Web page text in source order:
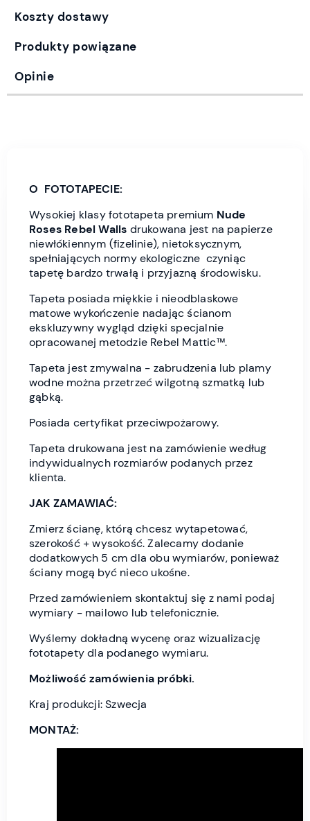
Koszty dostawy
Produkty powiązane
Opinie
O FOTOTAPECIE:
Wysokiej klasy fototapeta premium Nude
Roses Rebel Walls drukowana jest na papierze
niewłókiennym (fizelinie), nietoksycznym,
spełniających normy ekologiczne czyniąc
tapetę bardzo trwałą i przyjazną środowisku.
Tapeta posiada miękkie i nieodblaskowe
matowe wykończenie nadając ścianom
ekskluzywny wygląd dzięki specjalnie
opracowanej metodzie Rebel Mattic™.
Tapeta jest zmywalna - zabrudzenia lub plamy
wodne można przetrzeć wilgotną szmatką lub
gąbką.
Posiada certyfikat przeciwpożarowy.
Tapeta drukowana jest na zamówienie według
indywidualnych rozmiarów podanych przez
klienta.
JAK ZAMAWIAĆ:
Zmierz ścianę, którą chcesz wytapetować,
szerokość + wysokość. Zalecamy dodanie
dodatkowych 5 cm dla obu wymiarów, ponieważ
ściany mogą być nieco ukośne.
Przed zamówieniem skontaktuj się z nami podaj
wymiary - mailowo lub telefonicznie.
Wyślemy dokładną wycenę oraz wizualizację
fototapety dla podanego wymiaru.
Możliwość zamówienia próbki.
Kraj produkcji: Szwecja
MONTAŻ: